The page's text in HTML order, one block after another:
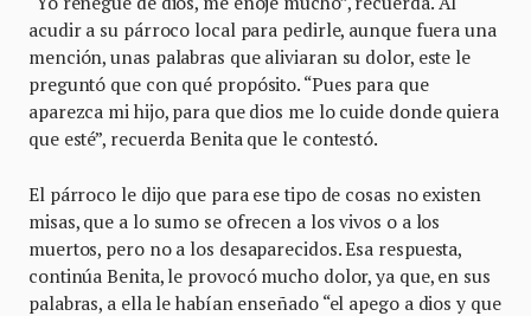
acudir a su párroco local para pedirle, aunque fuera una
mención, unas palabras que aliviaran su dolor, este le
preguntó que con qué propósito. “Pues para que
aparezca mi hijo, para que dios me lo cuide donde quiera
que esté”, recuerda Benita que le contestó.
El párroco le dijo que para ese tipo de cosas no existen
misas, que a lo sumo se ofrecen a los vivos o a los
muertos, pero no a los desaparecidos. Esa respuesta,
continúa Benita, le provocó mucho dolor, ya que, en sus
palabras, a ella le habían enseñado “el apego a dios y que